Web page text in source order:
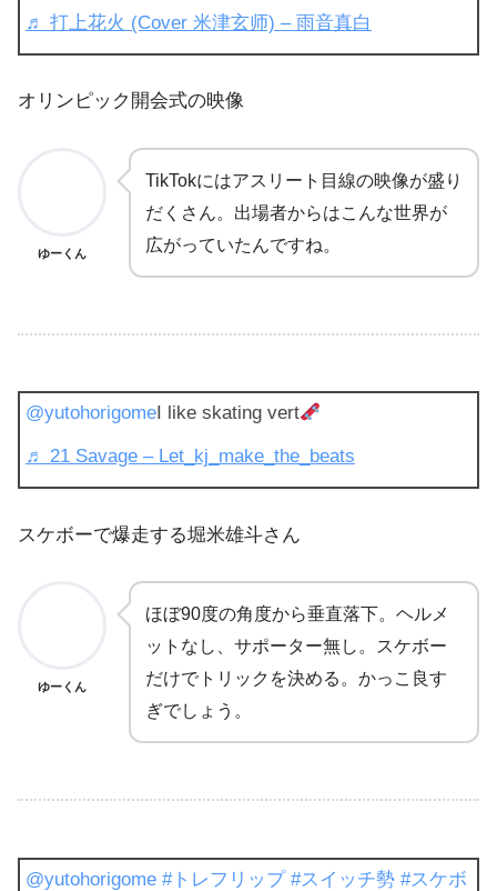
♬ 打上花火 (Cover 米津玄师) – 雨音真白
オリンピック開会式の映像
ゆーくん
TikTokにはアスリート目線の映像が盛り
だくさん。出場者からはこんな世界が
広がっていたんですね。
@yutohorigome I like skating vert
♬ 21 Savage – Let_kj_make_the_beats
スケボーで爆走する堀米雄斗さん
ゆーくん
ほぼ90度の角度から垂直落下。ヘルメ
ットなし、サポーター無し。スケボー
だけでトリックを決める。かっこ良す
ぎでしょう。
@yutohorigome #トレフリップ #スイッチ勢 #スケボ